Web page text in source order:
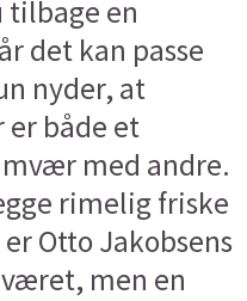
tilbage en
det kan passe
nyder, at
er både et
med andre.
rimelig friske
Otto Jakobsens
men en